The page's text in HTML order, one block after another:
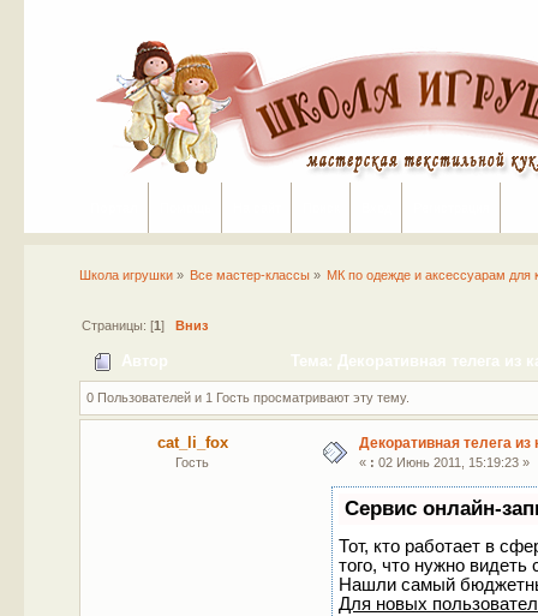
Школа игрушки» Все мастер-классы » МК по одежде и аксессуарам для
Страницы: [1 ] Вниз
Автор Тема: Декоративная телега из
0 Пользователей и 1 Гость просматривают эту тему.
cat_li_fox
Гость
Декоративная телега из
« : 02 Июнь 2011, 15:19:23 »
Сервис онлайн-
Тот, кто работает в
того, что нужно
Нашли самый
Для новых